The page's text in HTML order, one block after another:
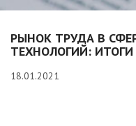
РЫНОК ТРУДА В
ТЕХНОЛОГИЙ: ИТОГИ
18.01.2021